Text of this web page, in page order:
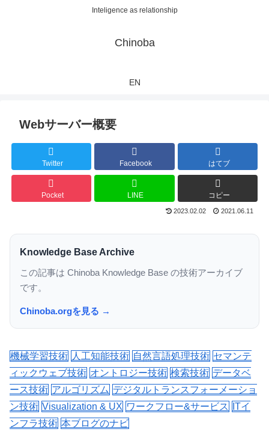
Inteligence as relationship
Chinoba
EN
Webサーバー概要
Twitter Facebook はてブ
Pocket LINE コピー
2023.02.02 2021.06.11
Knowledge Base Archive
この記事は Chinoba Knowledge Base の技術アーカイブ
です。
Chinoba.orgを見る →
機械学習技術 人工知能技術 自然言語処理技術 セマンテ
ィックウェブ技術 オントロジー技術 検索技術 データベ
ース技術 アルゴリズム デジタルトランスフォーメーショ
ン技術 Visualization & UX ワークフロー&サービス
ITイ
ンフラ技術 本ブログのナビ